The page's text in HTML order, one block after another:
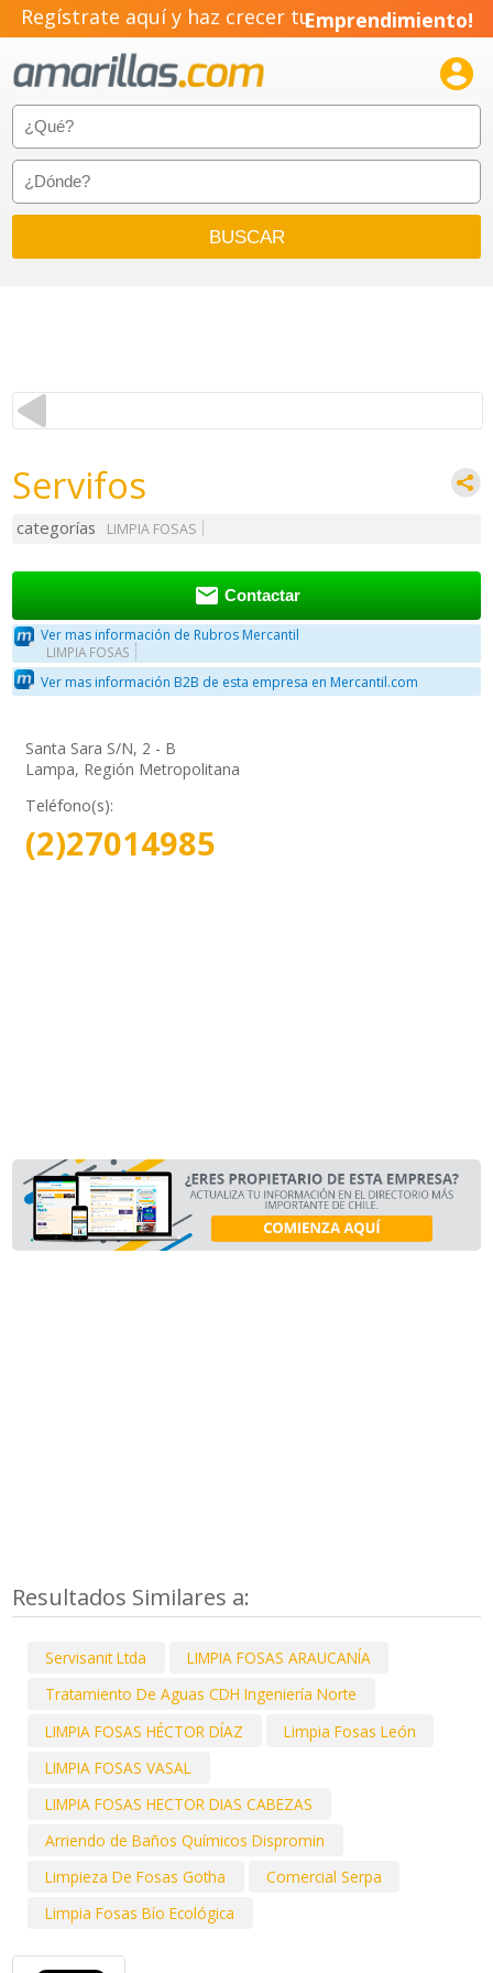
Regístrate aquí y haz crecer tuEmprendimiento!

Servifos
categorías LIMPIA FOSAS
 Contactar
Ver mas información de Rubros Mercantil
LIMPIA FOSAS
Ver mas información B2B de esta empresa en Mercantil.com
Santa Sara S/N, 2 - B
Lampa, Región Metropolitana
Teléfono(s):
(2)27014985
Resultados Similares a:
Servisanit Ltda
LIMPIA FOSAS ARAUCANÍA
Tratamiento De Aguas CDH Ingeniería Norte
LIMPIA FOSAS HÉCTOR DÍAZ
Limpia Fosas León
LIMPIA FOSAS VASAL
LIMPIA FOSAS HECTOR DIAS CABEZAS
Arriendo de Baños Químicos Dispromin
Limpieza De Fosas Gotha
Comercial Serpa
Limpia Fosas Bío Ecológica